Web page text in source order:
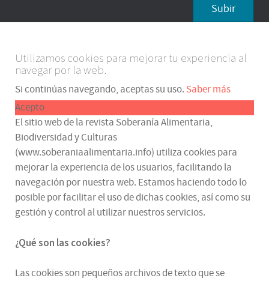
Subir
Utilizamos cookies para mejorar tu experiencia al
navegar por la web.
Si continúas navegando, aceptas su uso. Saber más
Acepto
El sitio web de la revista Soberanía Alimentaria,
Biodiversidad y Culturas
(www.soberaniaalimentaria.info) utiliza cookies para
mejorar la experiencia de los usuarios, facilitando la
navegación por nuestra web. Estamos haciendo todo lo
posible por facilitar el uso de dichas cookies, así como su
gestión y control al utilizar nuestros servicios.
¿Qué son las cookies?
Las cookies son pequeños archivos de texto que se